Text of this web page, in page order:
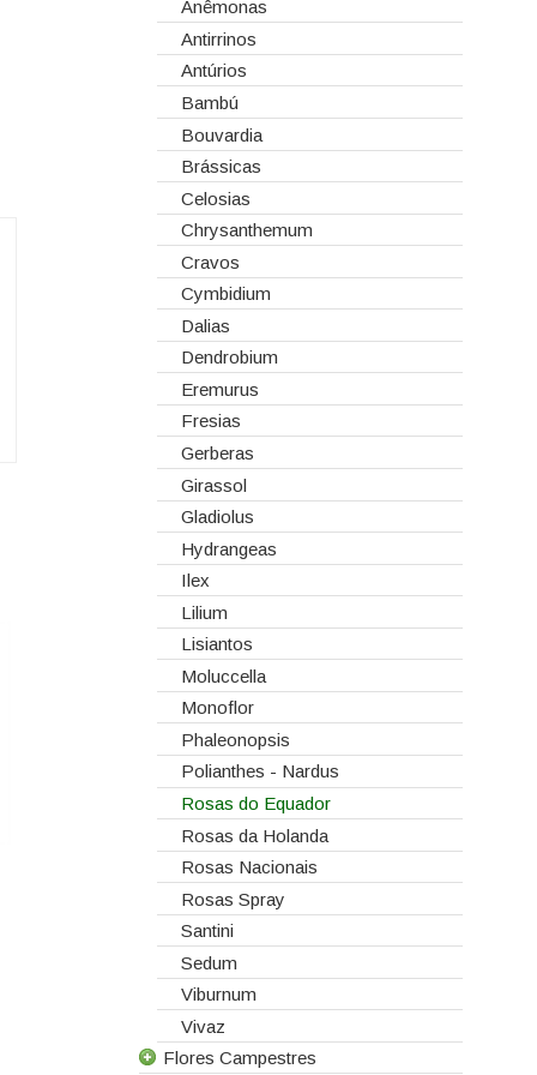
Corantes
Embalagens
Esponjas
Estruturas
Fitas
Gaiolas
Lanternas
Madeiras
Spray
Tabuleiros/Bases
Telas/Tecidos
Vidros
Dia dos Namorados
Natal
Anêmonas
Antirrinos
Antúrios
Bambú
Bouvardia
Brássicas
Celosias
Chrysanthemum
Cravos
Cymbidium
Dalias
Dendrobium
Eremurus
Fresias
Gerberas
Girassol
Gladiolus
Hydrangeas
Ilex
Lilium
Lisiantos
Moluccella
Monoflor
Phaleonopsis
Polianthes - Nardus
Rosas do Equador
Rosas da Holanda
Rosas Nacionais
Rosas Spray
Santini
Sedum
Viburnum
Vivaz
Flores Campestres